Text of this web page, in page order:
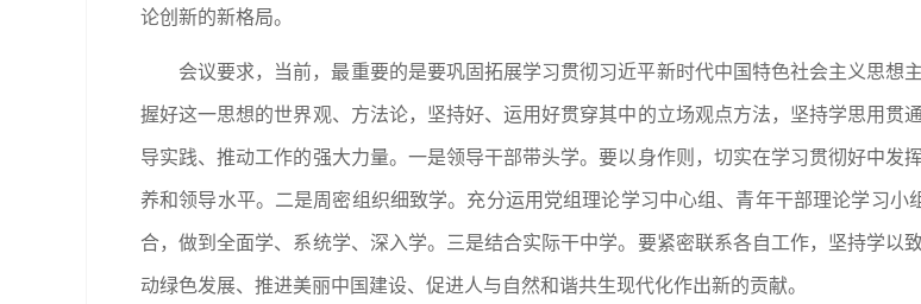
论创新的新格局。
会议要求，当前，最重要的是要巩固拓展学习贯彻习近平新时代中国特色社会主义思
握好这一思想的世界观、方法论，坚持好、运用好贯穿其中的立场观点方法，坚持学思用
导实践、推动工作的强大力量。一是领导干部带头学。要以身作则，切实在学习贯彻好中
养和领导水平。二是周密组织细致学。充分运用党组理论学习中心组、青年干部理论学习小
合，做到全面学、系统学、深入学。三是结合实际干中学。要紧密联系各自工作，坚持学
动绿色发展、推进美丽中国建设、促进人与自然和谐共生现代化作出新的贡献。